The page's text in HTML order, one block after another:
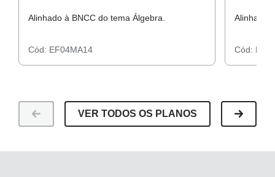
Alinhado à BNCC do tema Álgebra.
Cód: EF04MA14
Alinhado
Cód:
VER TODOS OS PLANOS